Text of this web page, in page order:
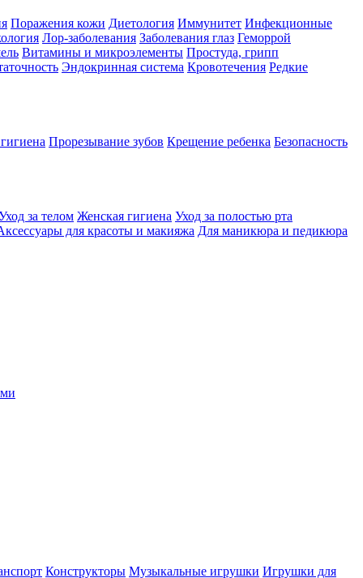
Поражения кожи Диетология Иммунитет Инфекционные
Лор-заболевания Заболевания глаз Геморрой
Витамины и микроэлементы Простуда, грипп
Эндокринная система Кровотечения Редкие
Прорезывание зубов Крещение ребенка Безопасность
за телом Женская гигиена Уход за полостью рта
для красоты и макияжа Для маникюра и педикюра
Конструкторы Музыкальные игрушки Игрушки для